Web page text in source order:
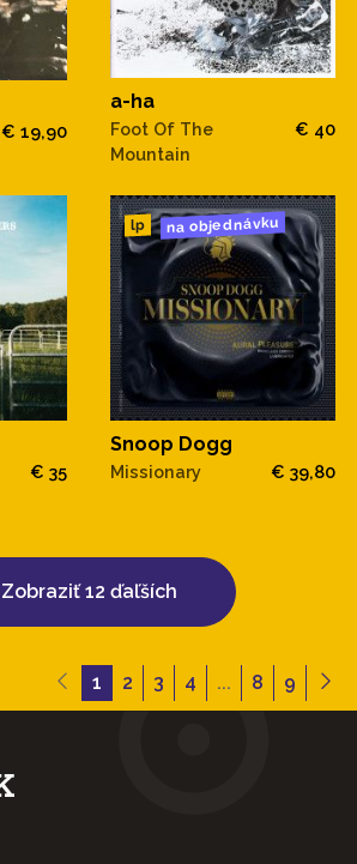
€ 19,90
a-ha
Foot Of The
Mountain
€ 40
€ 35
lp na objednávku
Snoop Dogg
Missionary € 39,80
Zobraziť 12 ďaľších
1 2 3 4 ... 8 9